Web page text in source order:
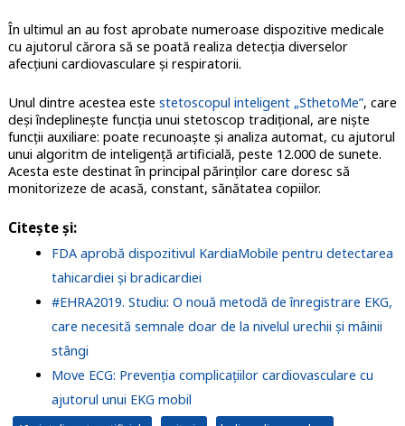
În ultimul an au fost aprobate numeroase dispozitive medicale
cu ajutorul cărora să se poată realiza detecția diverselor
afecțiuni cardiovasculare și respiratorii.
Unul dintre acestea este stetoscopul inteligent „SthetoMe”, care
deși îndeplinește funcția unui stetoscop tradițional, are niște
funcții auxiliare: poate recunoaște și analiza automat, cu ajutorul
unui algoritm de inteligență artificială, peste 12.000 de sunete.
Acesta este destinat în principal părinților care doresc să
monitorizeze de acasă, constant, sănătatea copiilor.
Citește și:
FDA aprobă dispozitivul KardiaMobile pentru detectarea
tahicardiei și bradicardiei
#EHRA2019. Studiu: O nouă metodă de înregistrare EKG,
care necesită semnale doar de la nivelul urechii și mâinii
stângi
Move ECG: Prevenția complicațiilor cardiovasculare cu
ajutorul unui EKG mobil